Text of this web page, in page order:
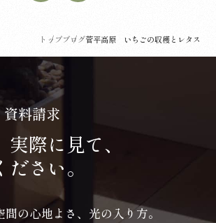
トップブログ菅平高原 いちごの収穫とレタス
資料請求
実際に見て、
さい。
間の心地よさ、光の入り方。